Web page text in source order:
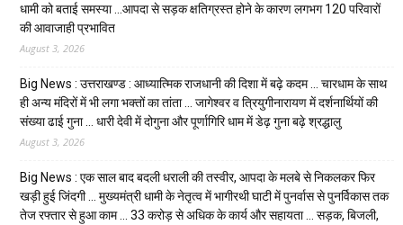
धामी को बताई समस्या …आपदा से सड़क क्षतिग्रस्त होने के कारण लगभग 120 परिवारों
की आवाजाही प्रभावित
August 3, 2026
Big News : उत्तराखण्ड : आध्यात्मिक राजधानी की दिशा में बढ़े कदम … चारधाम के साथ
ही अन्य मंदिरों में भी लगा भक्तों का तांता … जागेश्वर व त्रियुगीनारायण में दर्शनार्थियों की
संख्या ढाई गुना … धारी देवी में दोगुना और पूर्णागिरि धाम में डेढ़ गुना बढ़े श्रद्धालु
August 3, 2026
Big News : एक साल बाद बदली धराली की तस्वीर, आपदा के मलबे से निकलकर फिर
खड़ी हुई जिंदगी … मुख्यमंत्री धामी के नेतृत्व में भागीरथी घाटी में पुनर्वास से पुनर्विकास तक
तेज रफ्तार से हुआ काम … ₹33 करोड़ से अधिक के कार्य और सहायता … सड़क, बिजली,